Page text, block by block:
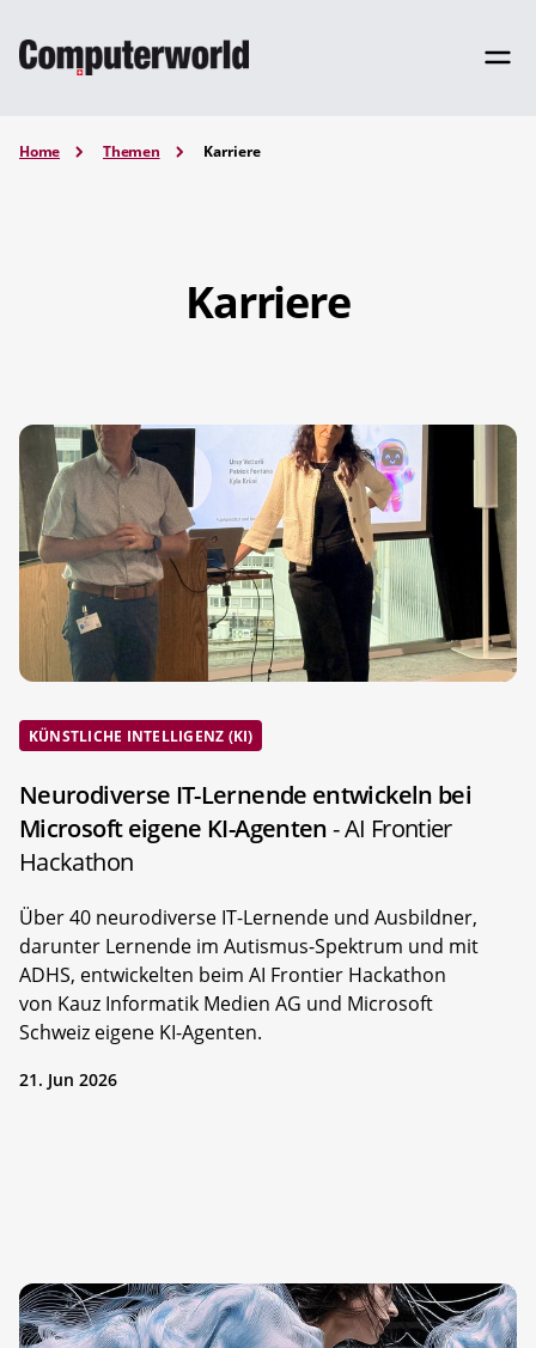
Home Themen Karriere
Karriere
KÜNSTLICHE INTELLIGENZ (KI)
Neurodiverse IT-Lernende entwickeln bei
Microsoft eigene KI-Agenten- AI Frontier
Hackathon
Über 40 neurodiverse IT-Lernende und Ausbildner,
darunter Lernende im Autismus-Spektrum und mit
ADHS, entwickelten beim AI Frontier Hackathon
von Kauz Informatik Medien AG und Microsoft
Schweiz eigene KI-Agenten.
21. Jun 2026